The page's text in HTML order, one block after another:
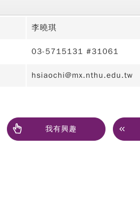
李曉琪
03-5715131 #31061
hsiaochi@mx.nthu.edu.tw
我有興趣